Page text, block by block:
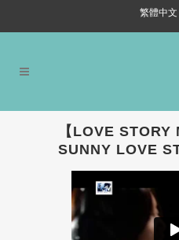
繁體中文
【LOVE
SUNNY LOVE